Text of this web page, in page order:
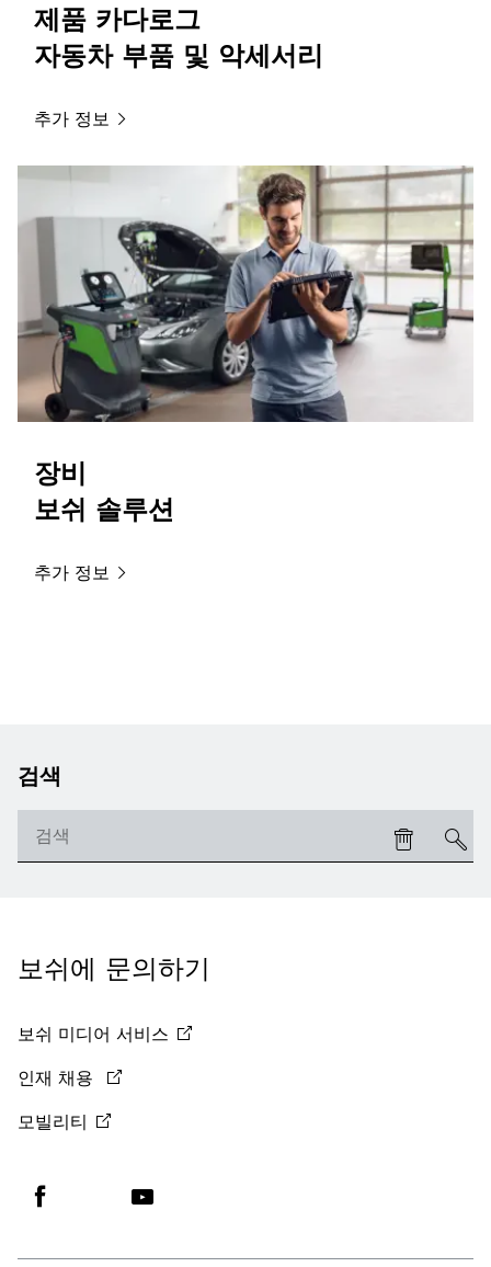
제품 카다로그
자동차 부품 및 악세서리
추가 정보
장비
보쉬 솔루션
추가 정보
검색
보쉬에 문의하기
보쉬 미디어 서비스
인재 채용
모빌리티